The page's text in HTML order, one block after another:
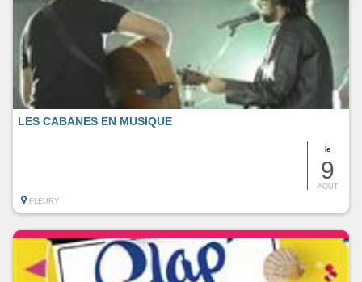
le
9
AOUT
LES CABANES EN MUSIQUE
FLEURY